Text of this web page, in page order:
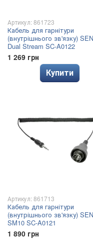
Артикул: 861723
Кабель для гарнітури
(внутрішнього зв'язку)
Dual Stream SC-A0122
1 269 грн
Купити
Артикул: 861713
Кабель для гарнітури
(внутрішнього зв'язку)
SM10 SC-A0121
1 890 грн